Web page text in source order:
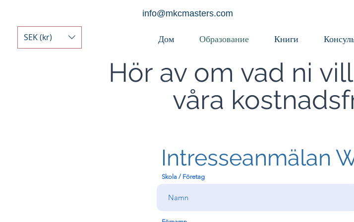
SEK (kr)
info@mkcmasters.com
Дом Образование Книги
Hör av om vad ni
våra
Intresseanmälan
Skola / Företag